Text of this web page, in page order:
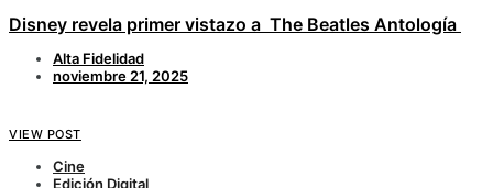
Disney revela primer vistazo a The Beatles Antología
Alta Fidelidad
noviembre 21, 2025
VIEW POST
Cine
Edición Digital